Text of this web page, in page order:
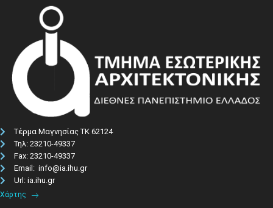
Τέρμα Μαγνησίας ΤΚ 62124
Τηλ: 23210-49337​
Fax: 23210-49337
Email: info@ia.ihu.gr
Url: ia.ihu.gr
Χάρτης